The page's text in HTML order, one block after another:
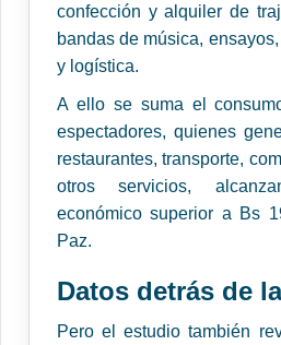
confección y alquiler de
bandas de música,
y logística.
A ello se suma el
espectadores, quienes
restaurantes, transporte,
otros servicios,
económico superior a Bs
Paz.
Datos detrás de
Pero el estudio también